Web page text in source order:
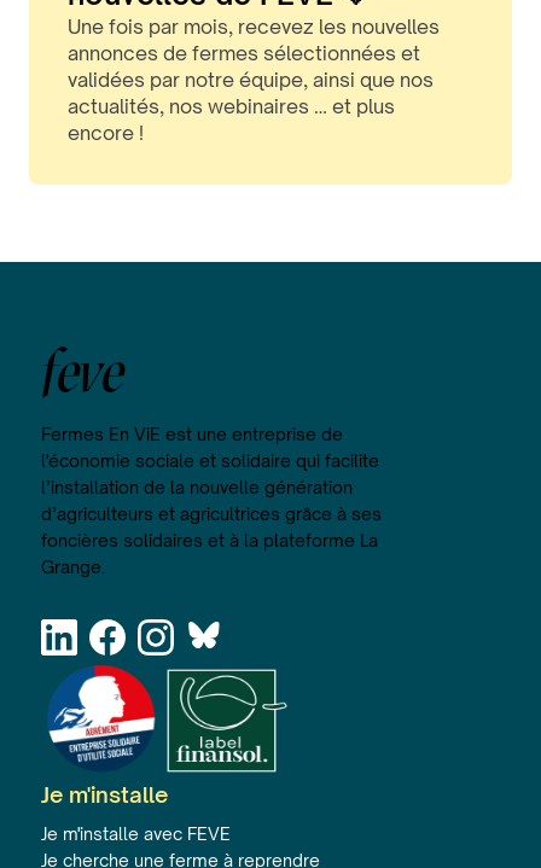
Une fois par mois, recevez les nouvelles
annonces de fermes sélectionnées et
validées par notre équipe, ainsi que nos
actualités, nos webinaires … et plus
encore !
feve
Fermes En ViE est une entreprise de
l'économie sociale et solidaire qui facilite
l’installation de la nouvelle génération
d’agriculteurs et agricultrices grâce à ses
foncières solidaires et à la plateforme La
Grange.
Je m'installe
Je m'installe avec FEVE
Je cherche une ferme à reprendre